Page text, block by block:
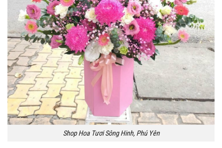
Shop Hoa Tươi Sông Hinh, Phú Yên